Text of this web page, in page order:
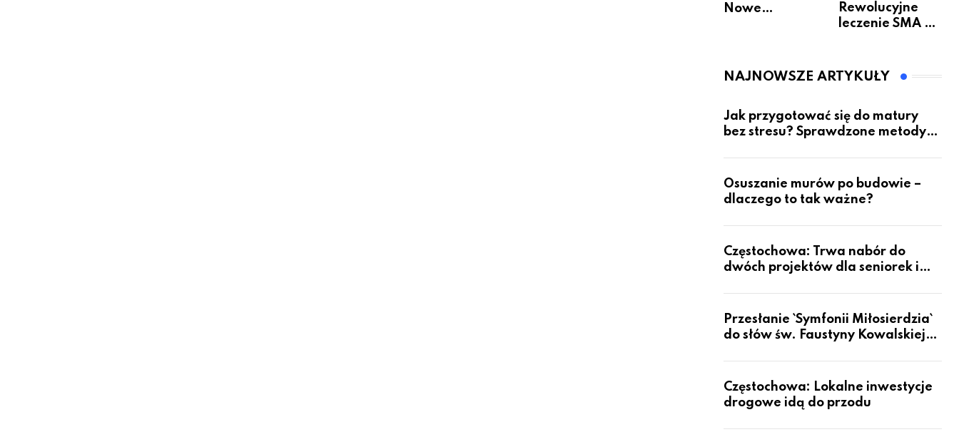
Nowe
Rewolucyjne
leczenie SMA –
pacjentów?
NAJNOWSZE ARTYKUŁY
Jak przygotować się do matury
bez stresu? Sprawdzone metody
Osuszanie murów po budowie –
dlaczego to tak ważne?
Częstochowa: Trwa nabór do
dwóch projektów dla seniorek i
Przesłanie `Symfonii Miłosierdzia`
do słów św. Faustyny Kowalskiej
Częstochowa: Lokalne inwestycje
drogowe idą do przodu